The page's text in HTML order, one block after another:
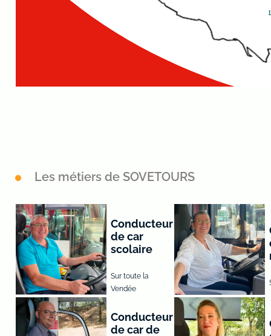
Les métiers de SOVETOURS
Conducteur
de car
scolaire
Sur toute la
Vendée
Conducteur
de car de